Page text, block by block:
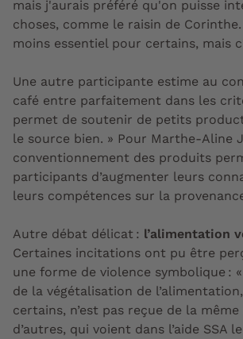
mais j'aurais préféré qu'on puisse
choses, comme le raisin de
moins essentiel pour certains, mais
Une autre participante estime au
café entre parfaitement dans les
permet de soutenir de petits
le source bien. » Pour Marthe-Aline
conventionnement des produits
participants d’augmenter leurs
leurs compétences sur la
Autre débat délicat : l’alimentation
Certaines incitations ont pu être
une forme de violence symbolique :
de la végétalisation de
certains, n’est pas reçue de la
d’autres, qui voient dans l’aide SSA